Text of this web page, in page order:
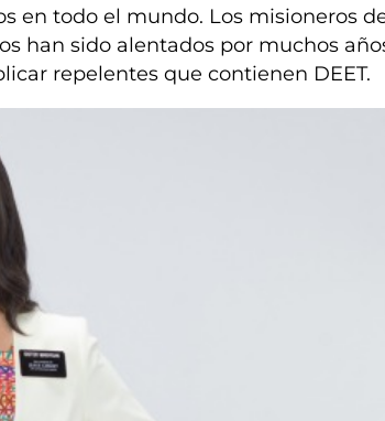
en todo el mundo. Los misioneros
han sido alentados por muchos
repelentes que contienen DEET.